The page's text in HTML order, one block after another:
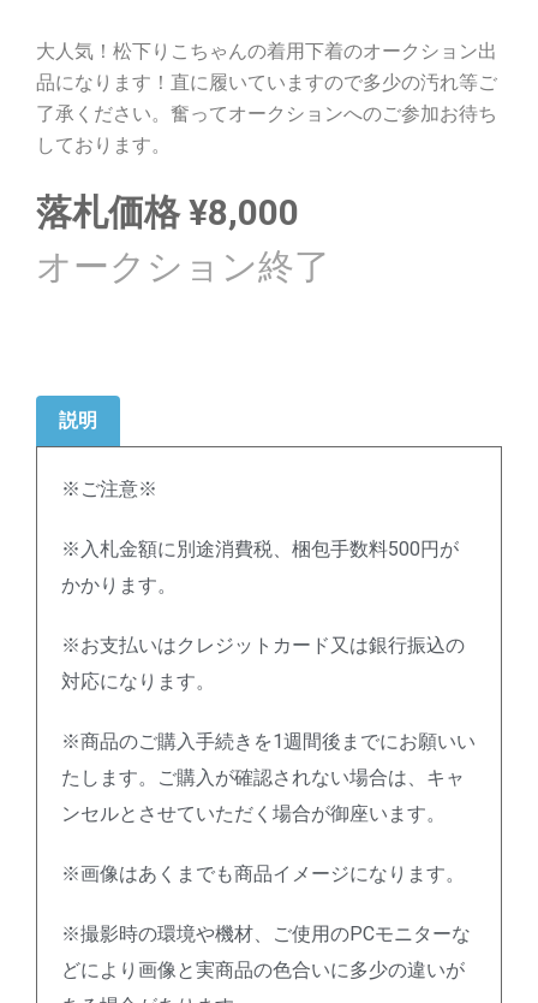
大人気！松下りこちゃんの着用下着のオークション出
品になります！直に履いていますので多少の汚れ等ご
了承ください。奮ってオークションへのご参加お待ち
しております。
落札価格¥8,000
説明
※ご注意※
※入札金額に別途消費税、梱包手数料500円が
かかります。
※お支払いはクレジットカード又は銀行振込の
対応になります。
※商品のご購入手続きを1週間後までにお願いい
たします。ご購入が確認されない場合は、キャ
ンセルとさせていただく場合が御座います。
※画像はあくまでも商品イメージになります。
※撮影時の環境や機材、ご使用のPCモニターな
どにより画像と実商品の色合いに多少の違いが